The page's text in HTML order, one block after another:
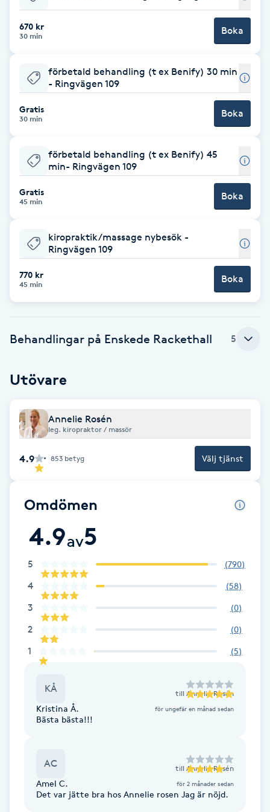
Babylights
Balayage
Bambumassage
Barber
Barnklippning
BIAB
Blowout
Bottenfärg
Celluliter
Coachning
Color correction
Cryoterapi
Damklippning
Dermapen
Diamantslipning
Enzympeeling
670 kr
30 min Boka
förbetald behandling (t ex Benify) 30 min
- Ringvägen 109
Gratis
30 min Boka
förbetald behandling (t ex Benify) 45
min- Ringvägen 109
Gratis
45 min Boka
kiropraktik/massage nybesök -
Ringvägen 109
770 kr
45 min Boka
Behandlingar på Enskede Rackethall 5
Utövare
Annelie Rosén
leg. kiropraktor / massör
4.9 853 betyg Välj tjänst
Omdömen
4.9av5
5 (790)
4 (58)
3 (0)
2 (0)
1 (5)
KÅ till Annelie Rosén
Kristina Å. för ungefär en månad sedan
Bästa bästa!!!
AC till Annelie Rosén
Amel C. för 2 månader sedan
Det var jätte bra hos Annelie rosen Jag är nöjd.